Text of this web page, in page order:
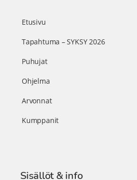
Etusivu
Tapahtuma – SYKSY 2026
Puhujat
Ohjelma
Arvonnat
Kumppanit
Sisällöt & info